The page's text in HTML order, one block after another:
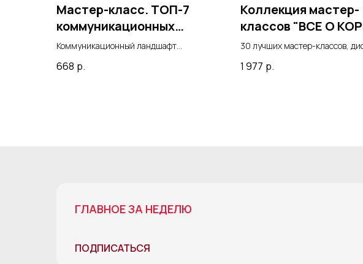
Мастер-класс. ТОП-7
коммуникационных
инструментов в 2025-ом
Коммуникационный ландшафт
горизонт, а какие-то каналы и
668 р.
Коллекция мастер-
классов "ВСЕ О
КУЛЬТУРЕ"
30 лучших мастер-классов,
экспертов
1 977 р.
ГЛАВНОЕ ЗА НЕДЕЛЮ
ПОДПИСАТЬСЯ